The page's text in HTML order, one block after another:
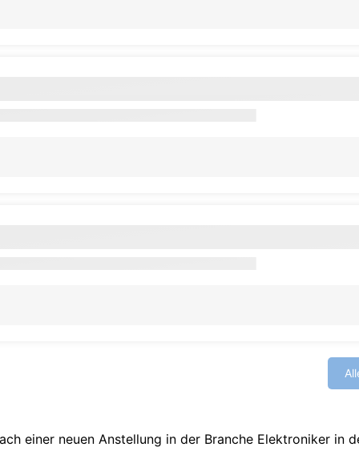
einer neuen Anstellung in der Branche Elektroniker in